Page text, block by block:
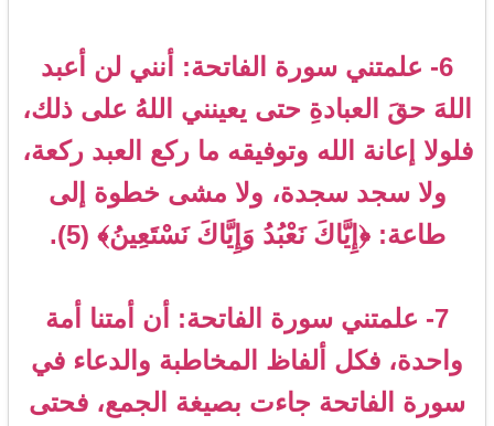
6- علمتني سورة الفاتحة: أنني لن أعبد
اللهَ حقَ العبادةِ حتى يعينني اللهُ على ذلك،
فلولا إعانة الله وتوفيقه ما ركع العبد ركعة،
ولا سجد سجدة، ولا مشى خطوة إلى
طاعة: ﴿إِيَّاكَ نَعْبُدُ وَإِيَّاكَ نَسْتَعِينُ﴾ (5).
7- علمتني سورة الفاتحة: أن أمتنا أمة
واحدة، فكل ألفاظ المخاطبة والدعاء في
سورة الفاتحة جاءت بصيغة الجمع، فحتى